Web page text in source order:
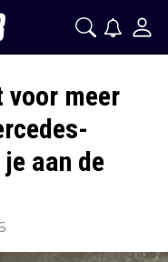
voor meer
aan de